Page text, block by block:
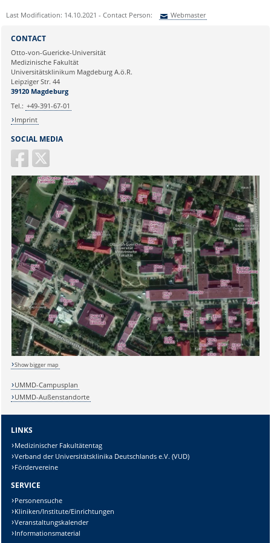
Last Modification: 14.10.2021 - Contact Person: Webmaster
Ihre E-Mailadresse:
Ihr Anliegen:
Sicherheitsabfrage:
Lösung:
SOCIAL MEDIA
CONTACT
Otto-von-Guericke-Universität
Medizinische Fakultät
Universitätsklinikum Magdeburg A.ö.R.
Leipziger Str. 44
39120 Magdeburg
Tel.: +49-391-67-01
Imprint
Show bigger map
UMMD-Campusplan
UMMD-Außenstandorte
LINKS
Medizinischer Fakultätentag
Verband der Universitätsklinika Deutschlands e.V. (VUD)
Fördervereine
SERVICE
Personensuche
Kliniken/Institute/Einrichtungen
Veranstaltungskalender
Informationsmaterial